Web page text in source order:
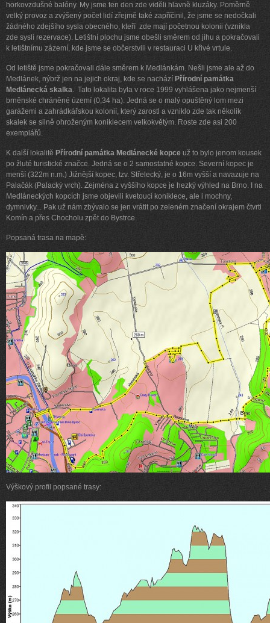
horkovzdušné balóny. My jsme ten den zde viděli hlavně kluzáky. Poměrně
velký provoz a zvýšený počet lidí zřejmě také zapříčinil, že jsme se nedočkali
žádného zdejšího sysla obecného, kteří zde mají početnou kolonii (vznikla
zde syslí rezervace). Letištní plochu jsme obešli směrem od jihu a pokračovali
k letištnímu zázemí, kde jsme se občerstvili v restauraci U křivé vrtule.
Od letiště jsme pokračovali dále směrem k Medlánkám. Nešli jsme ale až do
Medlánek, nýbrž jen na jejich okraj, kde se nachází Přírodní památka
Medlánecká skalka. Tato lokalita byla v roce 1999 vyhlášena jako nejmenší
brněnské chráněné území (0,34 ha). Jedná se o malý opuštěný lom mezi
garážemi a zahrádkářskou kolonií, který zarostl a vzniklo zde tak několik
skalek se silně ohroženým koniklecem velkokvětým. Roste zde asi 200
exemplářů.
K další lokalitě Přírodní památka Medlánecké kopce už to bylo jenom kousek
po žluté turistické značce. Jedná se o 2 samostatné kopce. Severní kopec je
menší (322m n.m.) Jižnější kopec, tzv. Střelecký, je o 16m vyšší a navazuje na
Palačák (Palacký vrch). Zejména z vyššího kopce je hezký výhled na Brno. I na
Medláneckých kopcích jsme objevili kvetoucí koniklece, ale i mochny,
dymnivky... Pak už nám zbývalo se jen vrátit po zeleném značení okrajem čtvrti
Komín a přes Chocholu zpět do Bystrce.
Popsaná trasa na mapě:
Výškový profil popsané trasy: